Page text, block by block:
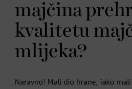
majčina
kvalitetu
mlijeka?
Naravno! Mali dio hrane, iako